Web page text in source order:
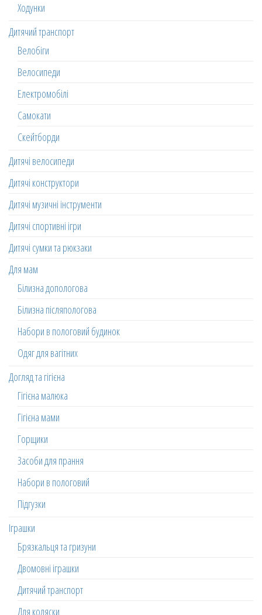
Ходунки
Дитячий транспорт
Велобіги
Велосипеди
Електромобілі
Самокати
Скейтборди
Дитячі велосипеди
Дитячі конструктори
Дитячі музичні інструменти
Дитячі спортивні ігри
Дитячі сумки та рюкзаки
Для мам
Білизна допологова
Білизна післяпологова
Набори в пологовий будинок
Одяг для вагітних
Догляд та гігієна
Гігієна малюка
Гігієна мами
Горщики
Засоби для прання
Набори в пологовий
Підгузки
Іграшки
Брязкальця та гризуни
Двомовні іграшки
Дитячий транспорт
Для коляски